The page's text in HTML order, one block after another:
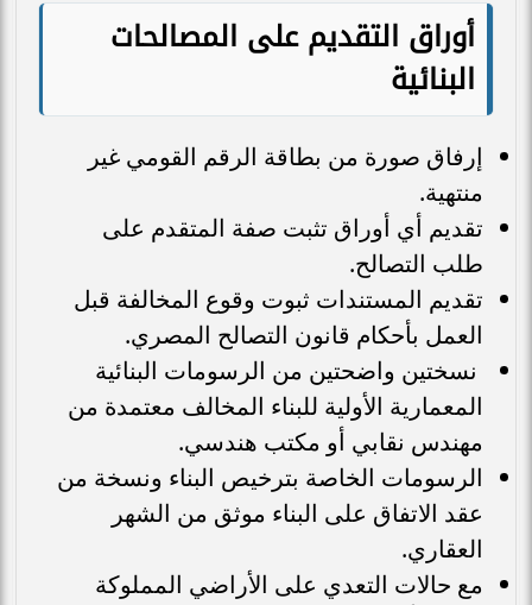
أوراق التقديم على المصالحات
البنائية
إرفاق صورة من بطاقة الرقم القومي غير
منتهية.
تقديم أي أوراق تثبت صفة المتقدم على
طلب التصالح.
تقديم المستندات ثبوت وقوع المخالفة قبل
العمل بأحكام قانون التصالح المصري.
نسختين واضحتين من الرسومات البنائية
المعمارية الأولية للبناء المخالف معتمدة من
مهندس نقابي أو مكتب هندسي.
الرسومات الخاصة بترخيص البناء ونسخة من
عقد الاتفاق على البناء موثق من الشهر
العقاري.
مع حالات التعدي على الأراضي المملوكة